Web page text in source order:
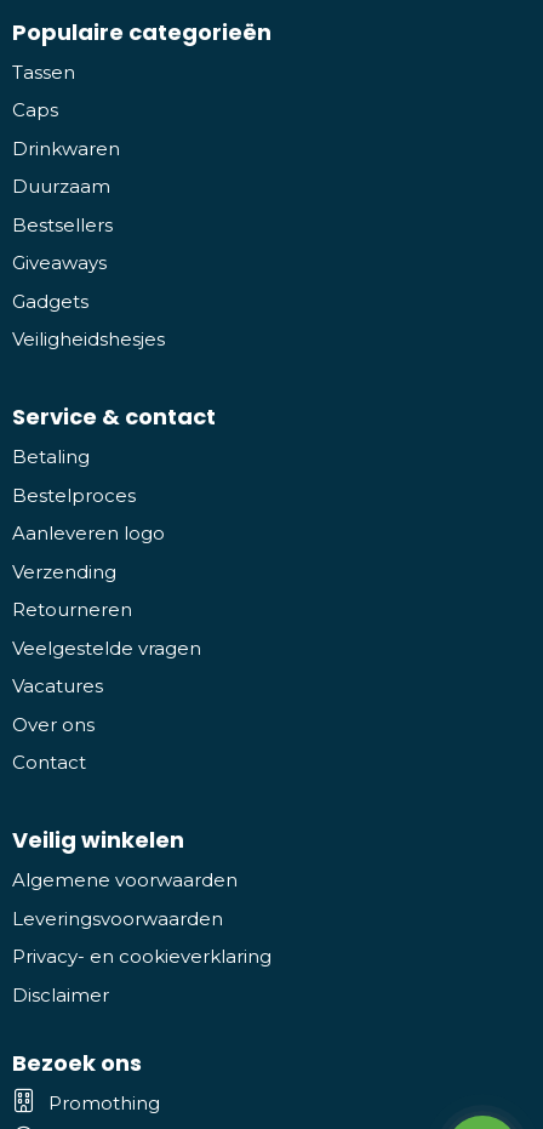
Populaire categorieën
Tassen
Caps
Drinkwaren
Duurzaam
Bestsellers
Giveaways
Gadgets
Veiligheidshesjes
Service & contact
Betaling
Bestelproces
Aanleveren logo
Verzending
Retourneren
Veelgestelde vragen
Vacatures
Over ons
Contact
Veilig winkelen
Algemene voorwaarden
Leveringsvoorwaarden
Privacy- en cookieverklaring
Disclaimer
Bezoek ons
Promothing